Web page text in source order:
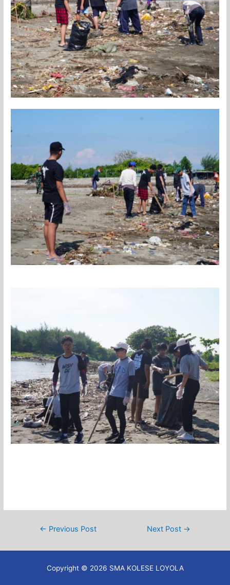
← Previous Post Next Post →
Copyright © 2026 SMA KOLESE LOYOLA